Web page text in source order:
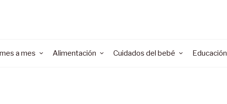
a mes Alimentación Cuidados del bebé Educación